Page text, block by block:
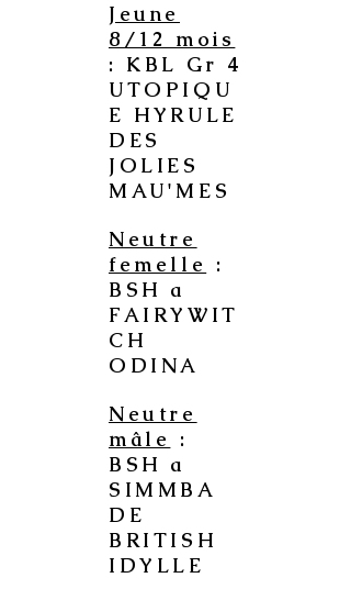
Jeune
8/12 mois
: KBL Gr 4
UTOPIQU
E HYRULE
DES
JOLIES
MAU'MES
Neutre
femelle
:
BSH a
FAIRYWIT
CH
ODINA
Neutre
mâle
:
BSH a
SIMMBA
DE
BRITISH
IDYLLE